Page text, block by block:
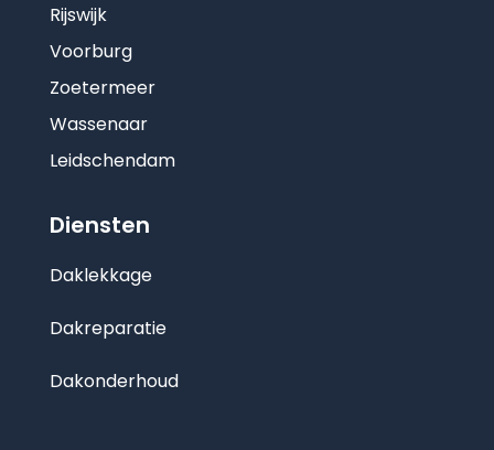
Rijswijk
Voorburg
Zoetermeer
Wassenaar
Leidschendam
Diensten
Daklekkage
Dakreparatie
Dakonderhoud